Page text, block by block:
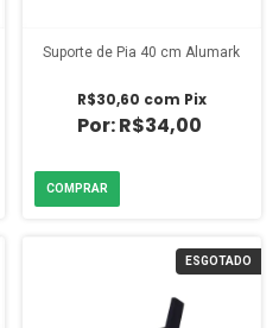
Suporte de Pia 40 cm Alumark
R$34,00
R$30,60 com Pix
ESGOTADO